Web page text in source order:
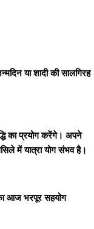
या शादी की सालगिरह
का प्रयोग करेंगे। अपने
में यात्रा योग संभव है।
आज भरपूर सहयोग